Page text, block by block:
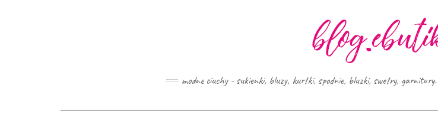
modne ciuchy - sukienki, bluzy, kurtki, spodnie, bluzki, swetry,